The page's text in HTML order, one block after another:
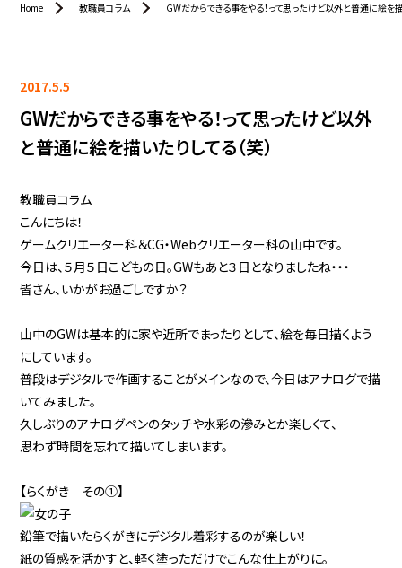
Home 教職員コラム GWだからできる事をやる！って思ったけど以外と普通に絵を描
2017.5.5
GWだからできる事をやる！って思ったけど以外
と普通に絵を描いたりしてる（笑）
教職員コラム
こんにちは！
ゲームクリエーター科＆CG・Webクリエーター科の山中です。
今日は、５月５日こどもの日。GWもあと３日となりましたね・・・
皆さん、いかがお過ごしですか？
山中のGWは基本的に家や近所でまったりとして、絵を毎日描くよう
にしています。
普段はデジタルで作画することがメインなので、今日はアナログで描
いてみました。
久しぶりのアナログペンのタッチや水彩の滲みとか楽しくて、
思わず時間を忘れて描いてしまいます。
【らくがき その①】
鉛筆で描いたらくがきにデジタル着彩するのが楽しい！
紙の質感を活かすと、軽く塗っただけでこんな仕上がりに。